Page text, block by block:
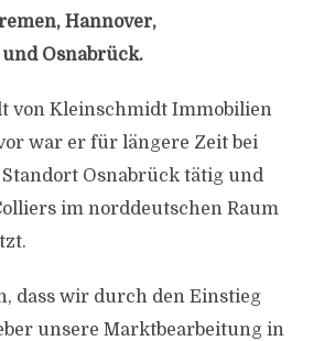
Hannover,
Osnabrück.
von Kleinschmidt Immobilien
war er für längere Zeit bei
Osnabrück tätig und
im norddeutschen Raum
dass wir durch den Einstieg
unsere Marktbearbeitung in